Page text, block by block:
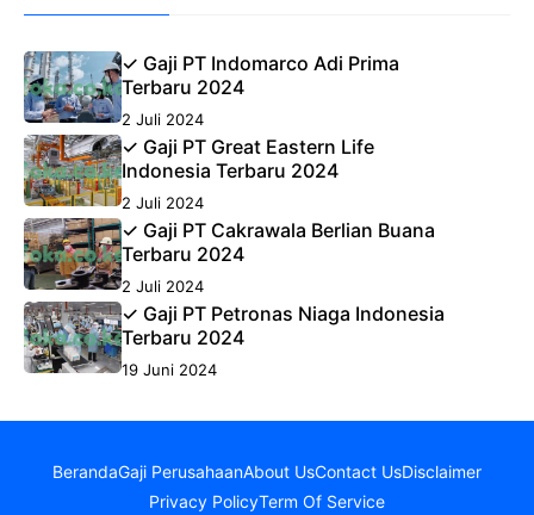
✓ Gaji PT Indomarco Adi Prima
Terbaru 2024
2 Juli 2024
✓ Gaji PT Great Eastern Life
Indonesia Terbaru 2024
2 Juli 2024
✓ Gaji PT Cakrawala Berlian Buana
Terbaru 2024
2 Juli 2024
✓ Gaji PT Petronas Niaga Indonesia
Terbaru 2024
19 Juni 2024
BerandaGaji PerusahaanAbout UsContact UsDisclaimer
Privacy PolicyTerm Of Service